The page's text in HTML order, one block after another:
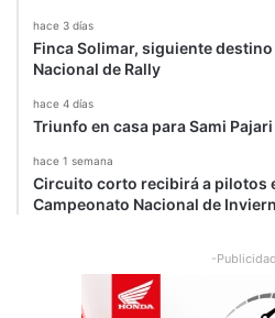
hace 3 días
Finca Solimar, siguiente
Nacional de Rally
hace 4 días
Triunfo en casa para Sami Pajari
hace 1 semana
Circuito corto recibirá a pilotos
Campeonato Nacional de
-